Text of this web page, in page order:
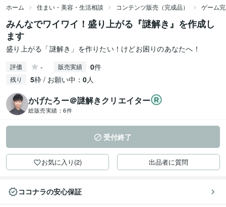
ホーム 住まい・美容・生活相談 コンテンツ販売（完成品） ゲーム
みんなでワイワイ！盛り上がる『謎解き』を作成し
ます
盛り上がる「謎解き」を作りたい！けどお困りのあなたへ！
評価 - 販売実績 0件
残り 5枠 / お願い中： 0人
かげたろー＠謎解きクリエイター
総販売実績： 6件
受付終了
お気に入り(2) 出品者に質問
ココナラの安心保証